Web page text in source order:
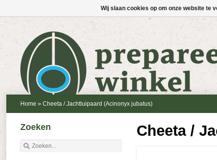
Home » Cheeta / Jachtluipaard (Acinonyx jubatus)
Cheeta /
Zoeken
Wij slaan cookies op om onze website te